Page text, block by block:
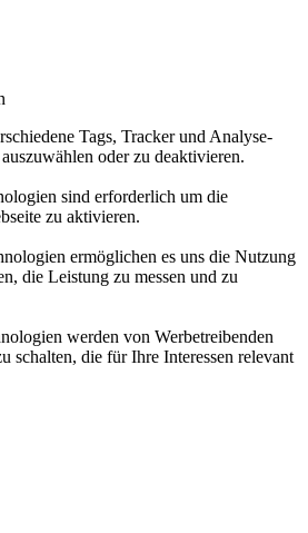
Tags, Tracker und Analyse-
oder zu deaktivieren.
sind erforderlich um die
zu aktivieren.
ermöglichen es uns die Nutzung
die Leistung zu messen und zu
werden von Werbetreibenden
schalten, die für Ihre Interessen relevant